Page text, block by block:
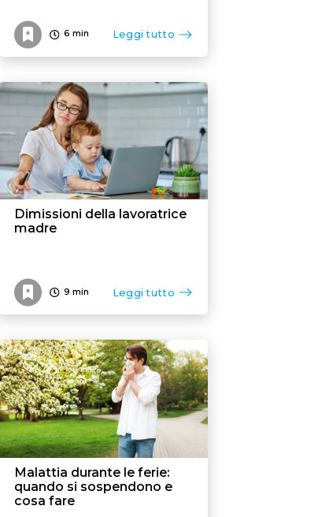
6 min Leggi tutto
Dimissioni della lavoratrice
madre
9 min Leggi tutto
Malattia durante le ferie:
quando si sospendono e
cosa fare